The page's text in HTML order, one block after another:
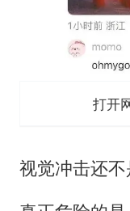
打开
视觉冲击还